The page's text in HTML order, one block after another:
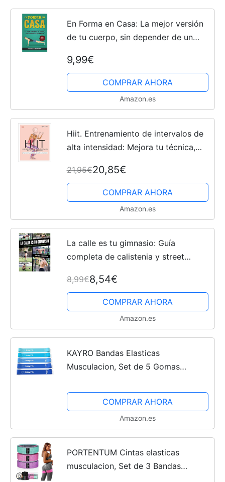
En Forma en Casa: La mejor versión
de tu cuerpo, sin depender de un
9,99€
COMPRAR AHORA
Amazon.es
Hiit. Entrenamiento de intervalos de
alta intensidad: Mejora tu técnica,
entrenamiento (Deportes DK)
21,95€20,85€
COMPRAR AHORA
Amazon.es
La calle es tu gimnasio: Guía
completa de calistenia y street
8,99€8,54€
COMPRAR AHORA
Amazon.es
KAYRO Bandas Elasticas
Musculacion, Set de 5 Gomas
Elasticas Musculacion con Bolsa de
Transporte, Tu Gimnasio en Casa
COMPRAR AHORA
Amazon.es
PORTENTUM Cintas elasticas
musculacion, Set de 3 Bandas